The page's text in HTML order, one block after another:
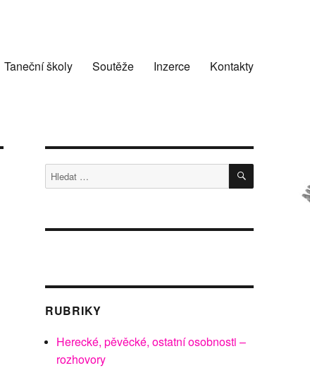
Taneční školy Soutěže Inzerce Kontakty
Hledat: HLEDÁNÍ
RUBRIKY
Herecké, pěvěcké, ostatní osobnosti –
rozhovory